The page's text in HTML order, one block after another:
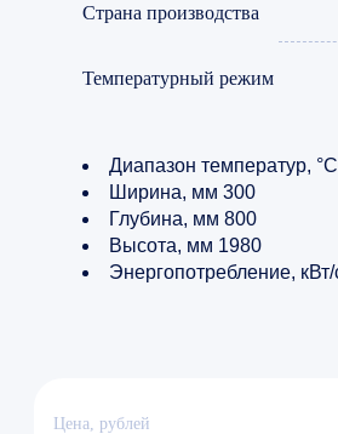
Страна производства
Температурный режим
Диапазон температур,
Ширина, мм 300
Глубина, мм 800
Высота, мм 1980
Энергопотребление, кВт/
Цена, рублей